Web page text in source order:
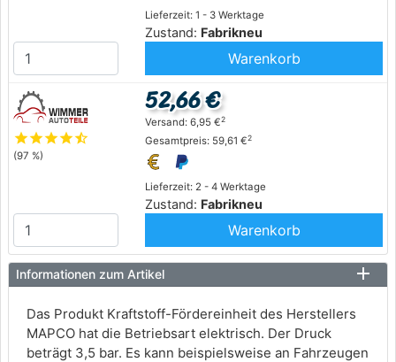
Lieferzeit: 1 - 3 Werktage
Zustand: Fabrikneu
Warenkorb
starstarstarstarstar_half
(97 %)
Lieferzeit: 2 - 4 Werktage
Zustand: Fabrikneu
52,66 €
Versand: 6,95 €2
Gesamtpreis: 59,61 €2
Warenkorb
Informationen zum Artikel
Das Produkt Kraftstoff-Fördereinheit des Herstellers
MAPCO hat die Betriebsart elektrisch. Der Druck
beträgt 3,5 bar. Es kann beispielsweise an Fahrzeugen